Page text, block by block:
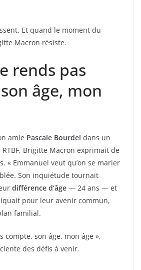
Et quand le moment du
Macron résiste.
rends pas
âge, mon
amie Pascale Bourdel dans un
Brigitte Macron exprimait de
« Emmanuel veut qu’on se marier
Son inquiétude tournait
différence d’âge — 24 ans — et
pour leur avenir commun,
familial.
compte, son âge, mon âge »,
des défis à venir.